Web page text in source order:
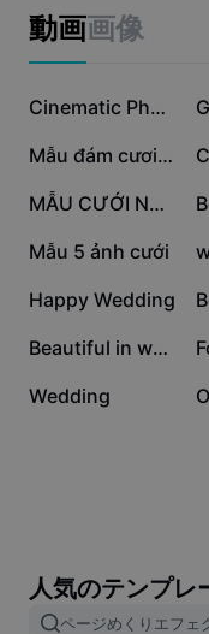
画像結合
マーケティング
その他
産業のテンプレー
振り返りのテンプ
トラストセンター
ヘルプセンター
ニュースルーム
CapCutの利用規約
Dreamina
動画画像
12.4万 Cinematic Photodump
3.5万 Mẫu đám cươi 2 ảnh
2.2万 MẪU CƯỚI NHIỀU ẢNH
1.3万
Mẫu 5 ảnh cưới
4031
Happy Wedding
2414 Beautiful in white
659
Wedding
人気のテンプレ
ページめくりエフェ